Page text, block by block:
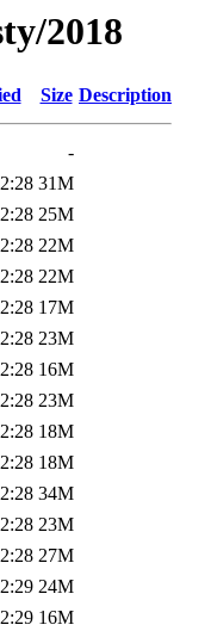
2018
Size Description
-
31M
25M
22M
22M
17M
23M
16M
23M
18M
18M
34M
23M
27M
24M
16M